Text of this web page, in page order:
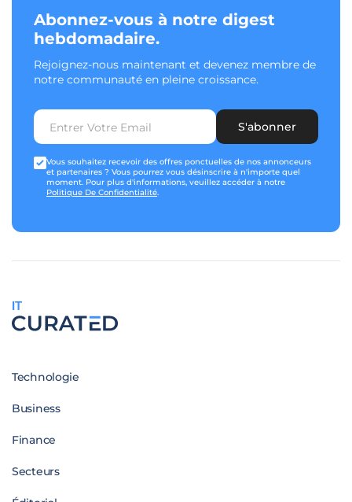
Abonnez-vous à notre digest
hebdomadaire.
Rejoignez-nous maintenant et devenez membre de
notre communauté en pleine croissance.
S'abonner
Vous souhaitez recevoir des offres ponctuelles de nos annonceurs
et partenaires ? Vous pourrez vous désinscrire à n'importe quel
moment. Pour plus d'informations, veuillez accéder à notre
Politique De Confidentialité.
IT
Technologie
Business
Finance
Secteurs